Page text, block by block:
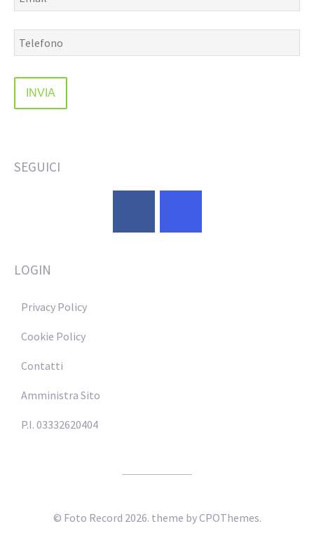
SEGUICI
LOGIN
Privacy Policy
Cookie Policy
Contatti
Amministra Sito
P.I. 03332620404
© Foto Record 2026. theme by CPOThemes.